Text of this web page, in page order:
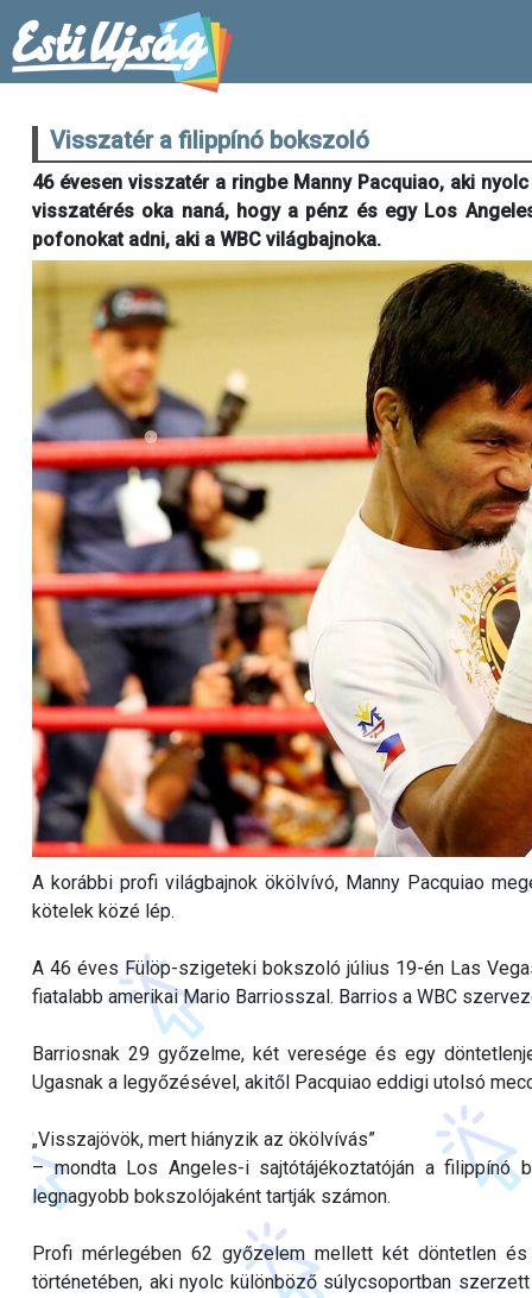
Visszatér a filippínó bokszoló
46 évesen visszatér a ringbe Manny Pacquiao, aki
visszatérés oka naná, hogy a pénz és egy Los
pofonokat adni, aki a WBC világbajnoka.
A korábbi profi világbajnok ökölvívó, Manny Pacquiao
kötelek közé lép.
A 46 éves Fülöp-szigeteki bokszoló július 19-én Las
fiatalabb amerikai Mario Barriosszal. Barrios a WBC
Barriosnak 29 győzelme, két veresége és egy
Ugasnak a legyőzésével, akitől Pacquiao eddigi utolsó
„Visszajövök, mert hiányzik az ökölvívás”
– mondta Los Angeles-i sajtótájékoztatóján a
legnagyobb bokszolójaként tartják számon.
Profi mérlegében 62 győzelem mellett két döntetlen
történetében, aki nyolc különböző súlycsoportban